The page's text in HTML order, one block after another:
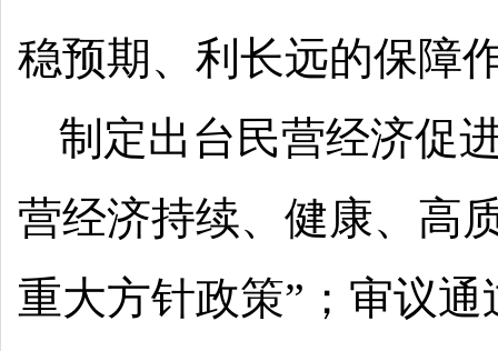
稳预期、利长远的保障
制定出台民营经济促
营经济持续、健康、高
重大方针政策”；审议